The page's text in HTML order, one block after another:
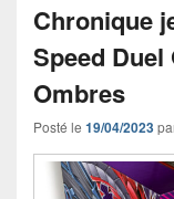
Chronique
Speed
Ombres
Posté le 19/04/2023